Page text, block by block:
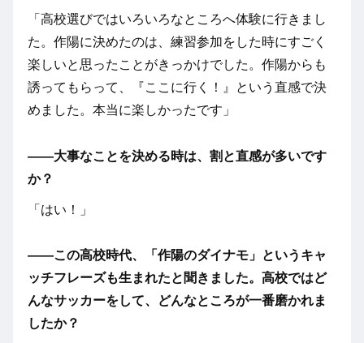
「高校選びではいろいろなところへ体験に行きまし
た。作陽に決めたのは、練習参加をした時にすごく
楽しいと思ったことがきっかけでした。作陽からも
誘ってもらって、『ここに行く！』という直感で決
めました。本当に楽しかったです」
――大事なことを決める時は、割と直感が多いです
か？
「はい！」
――この高校時代、「作陽のダイナモ」というキャ
ッチフレーズも生まれたと聞きました。高校ではど
んなサッカーをして、どんなところが一番磨かれま
したか？